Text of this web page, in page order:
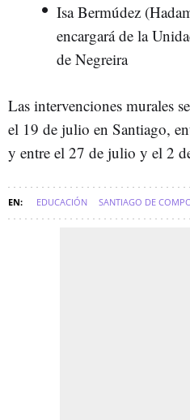
Isa Bermúdez
encargará de la
de Negreira
Las intervenciones murales
el 19 de julio en Santiago,
y entre el 27 de julio y el 2
EDUCACIÓN SANTIAGO DE